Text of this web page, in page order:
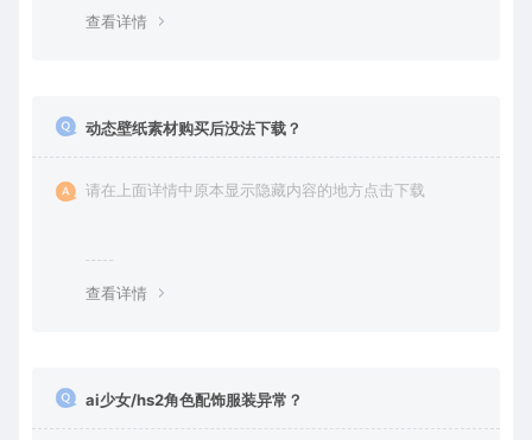
查看详情
动态壁纸素材购买后没法下载？
请在上面详情中原本显示隐藏内容的地方点击下载
查看详情
ai少女/hs2角色配饰服装异常？